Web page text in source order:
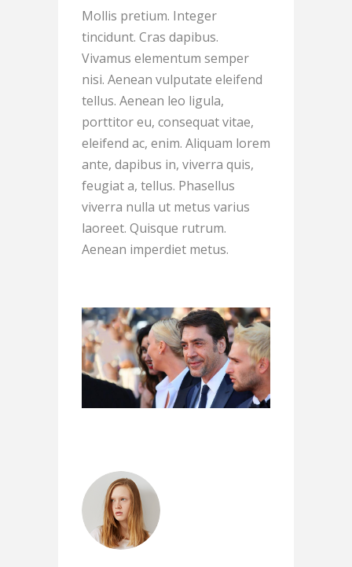
Mollis pretium. Integer
tincidunt. Cras dapibus.
Vivamus elementum semper
nisi. Aenean vulputate eleifend
tellus. Aenean leo ligula,
porttitor eu, consequat vitae,
eleifend ac, enim. Aliquam lorem
ante, dapibus in, viverra quis,
feugiat a, tellus. Phasellus
viverra nulla ut metus varius
laoreet. Quisque rutrum.
Aenean imperdiet metus.